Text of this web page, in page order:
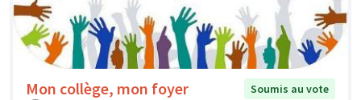
Mon collège, mon foyer
Soumis au vote